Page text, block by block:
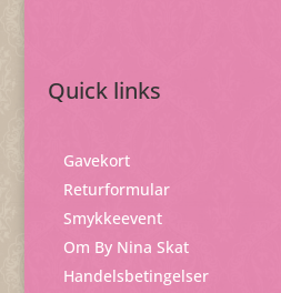
Quick links
Gavekort
Returformular
Smykkeevent
Om By Nina Skat
Handelsbetingelser